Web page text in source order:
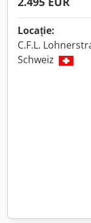
Locație:
C.F.L.
Schweiz